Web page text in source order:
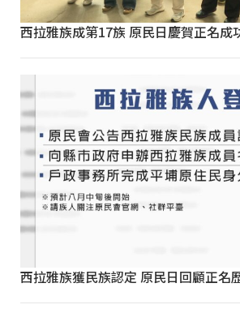
西拉雅族成第17族 原民日慶賀正名成
西拉雅族獲民族認定 原民日回顧正名